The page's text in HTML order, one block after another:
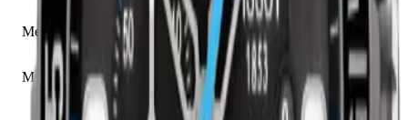
T066.427.17.057.02
Mekanizma Adı
Caliber C01.211
Mekanizma Açıklaması
Saat